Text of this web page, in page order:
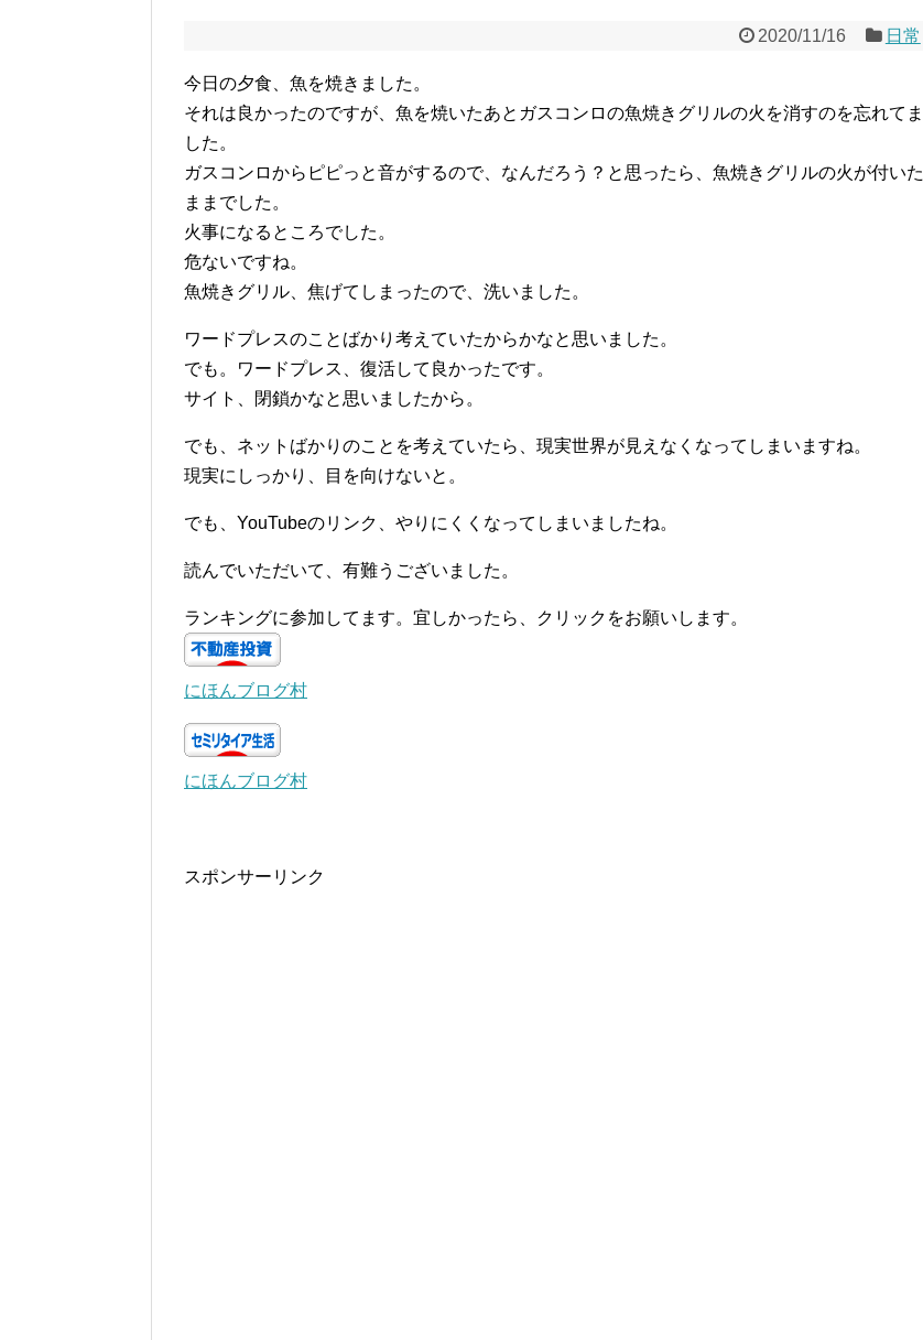
2020/11/16 日常
今日の夕食、魚を焼きました。
それは良かったのですが、魚を焼いたあとガスコンロの魚焼きグリルの火を消すのを忘れてま
した。
ガスコンロからピピっと音がするので、なんだろう？と思ったら、魚焼きグリルの火が付いた
ままでした。
火事になるところでした。
危ないですね。
魚焼きグリル、焦げてしまったので、洗いました。
ワードプレスのことばかり考えていたからかなと思いました。
でも。ワードプレス、復活して良かったです。
サイト、閉鎖かなと思いましたから。
でも、ネットばかりのことを考えていたら、現実世界が見えなくなってしまいますね。
現実にしっかり、目を向けないと。
でも、YouTubeのリンク、やりにくくなってしまいましたね。
読んでいただいて、有難うございました。
ランキングに参加してます。宜しかったら、クリックをお願いします。
にほんブログ村
にほんブログ村
スポンサーリンク